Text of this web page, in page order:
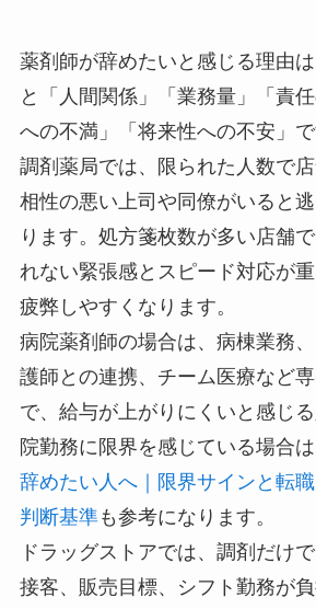
薬剤師が辞めたいと感じる理由
と「人間関係」「業務量」「責
への不満」「将来性への不安」で
調剤薬局では、限られた人数で店
相性の悪い上司や同僚がいると
ります。処方箋枚数が多い店舗
れない緊張感とスピード対応が
疲弊しやすくなります。
病院薬剤師の場合は、病棟業務
護師との連携、チーム医療など
で、給与が上がりにくいと感じ
院勤務に限界を感じている場合は
辞めたい人へ｜限界サインと転
判断基準も参考になります。
ドラッグストアでは、調剤だけ
接客、販売目標、シフト勤務が